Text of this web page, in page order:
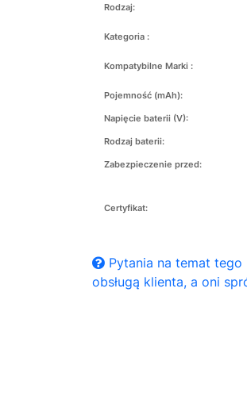
Rodzaj:
Kategoria :
Kompatybilne Marki :
Pojemność (mAh):
Napięcie baterii (V):
Rodzaj baterii:
Zabezpieczenie przed:
Certyfikat:
Pytania na temat
obsługą klienta, a oni